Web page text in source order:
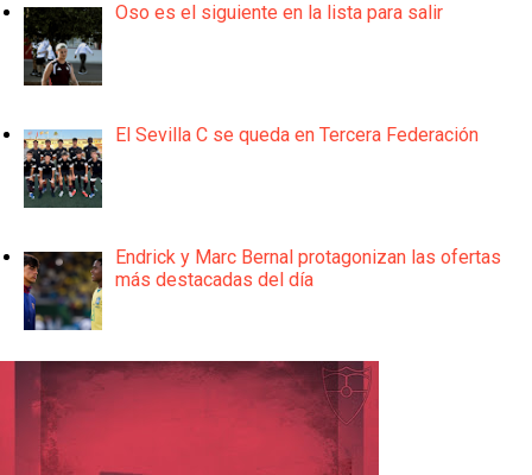
Oso es el siguiente en la lista para salir
El Sevilla C se queda en Tercera Federación
Endrick y Marc Bernal protagonizan las ofertas
más destacadas del día